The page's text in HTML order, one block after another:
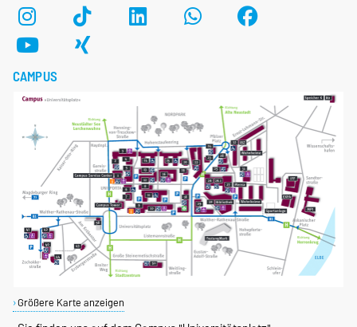
CAMPUS
Größere Karte anzeigen